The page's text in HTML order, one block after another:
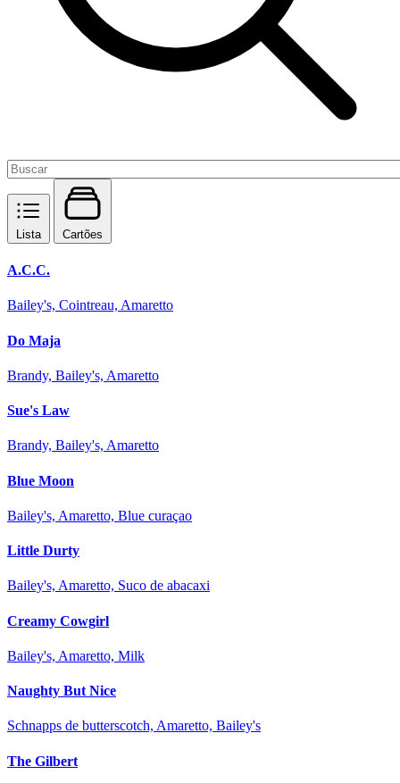
Lista Cartões
A.C.C.
Bailey's, Cointreau, Amaretto
Do Maja
Brandy, Bailey's, Amaretto
Sue's Law
Brandy, Bailey's, Amaretto
Blue Moon
Bailey's, Amaretto, Blue curaçao
Little Durty
Bailey's, Amaretto, Suco de abacaxi
Creamy Cowgirl
Bailey's, Amaretto, Milk
Naughty But Nice
Schnapps de butterscotch, Amaretto, Bailey's
The Gilbert